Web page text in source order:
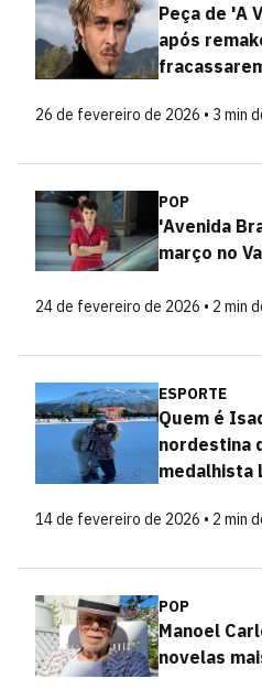
Peça de 'A
após
26 de fevereiro de 2026 • 3 min
POP
'Avenida
março no
24 de fevereiro de 2026 • 2 min
ESPORTE
Quem é
nordestina
medalhista
14 de fevereiro de 2026 • 2 min
POP
Manoel
novelas